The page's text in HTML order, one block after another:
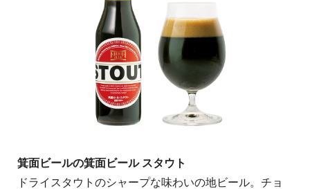
箕面ビールの箕面ビール スタウト
ドライスタウトのシャープな味わいの地ビール。チョ